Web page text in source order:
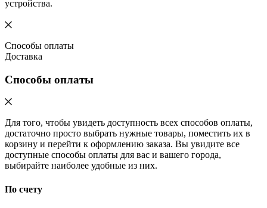
устройства.
Способы оплаты
Доставка
Способы оплаты
Для того, чтобы увидеть доступность всех способов оплаты,
достаточно просто выбрать нужные товары, поместить их в
корзину и перейти к оформлению заказа. Вы увидите все
доступные способы оплаты для вас и вашего города,
выбирайте наиболее удобные из них.
По счету